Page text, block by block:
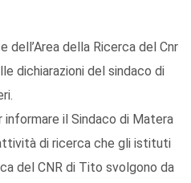
dell’Area della Ricerca del Cnr
dichiarazioni del sindaco di
il Sindaco di Matera
di ricerca che gli istituti
del CNR di Tito svolgono da